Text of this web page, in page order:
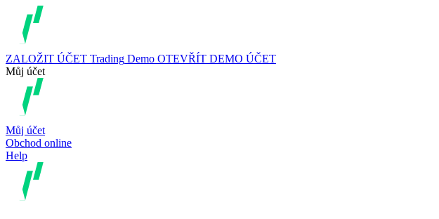
ZALOŽIT ÚČET Trading Demo OTEVŘÍT DEMO ÚČET
Můj účet
Můj účet
Obchod online
Help